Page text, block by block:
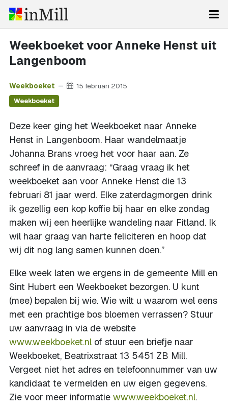
Weekboeket voor Anneke Henst uit
Langenboom
Weekboeket 15 februari 2015
Weekboeket
Deze keer ging het Weekboeket naar Anneke
Henst in Langenboom. Haar wandelmaatje
Johanna Brans vroeg het voor haar aan. Ze
schreef in de aanvraag: “Graag vraag ik het
weekboeket aan voor Anneke Henst die 13
februari 81 jaar werd. Elke zaterdagmorgen drink
ik gezellig een kop koffie bij haar en elke zondag
maken wij een heerlijke wandeling naar Fitland. Ik
wil haar graag van harte feliciteren en hoop dat
wij dit nog lang samen kunnen doen.”
Elke week laten we ergens in de gemeente Mill en
Sint Hubert een Weekboeket bezorgen. U kunt
(mee) bepalen bij wie. Wie wilt u waarom wel eens
met een prachtige bos bloemen verrassen? Stuur
uw aanvraag in via de website
www.weekboeket.nl of stuur een briefje naar
Weekboeket, Beatrixstraat 13 5451 ZB Mill.
Vergeet niet het adres en telefoonnummer van uw
kandidaat te vermelden en uw eigen gegevens.
Zie voor meer informatie www.weekboeket.nl.